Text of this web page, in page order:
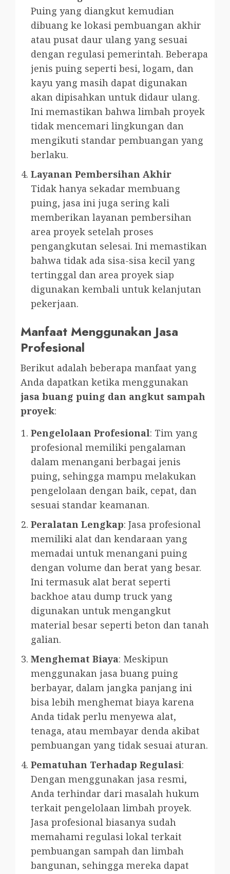
Puing yang diangkut kemudian
dibuang ke lokasi pembuangan akhir
atau pusat daur ulang yang sesuai
dengan regulasi pemerintah. Beberapa
jenis puing seperti besi, logam, dan
kayu yang masih dapat digunakan
akan dipisahkan untuk didaur ulang.
Ini memastikan bahwa limbah proyek
tidak mencemari lingkungan dan
mengikuti standar pembuangan yang
berlaku.
Layanan Pembersihan Akhir
Tidak hanya sekadar membuang
puing, jasa ini juga sering kali
memberikan layanan pembersihan
area proyek setelah proses
pengangkutan selesai. Ini memastikan
bahwa tidak ada sisa-sisa kecil yang
tertinggal dan area proyek siap
digunakan kembali untuk kelanjutan
pekerjaan.
Manfaat Menggunakan Jasa
Profesional
Berikut adalah beberapa manfaat yang
Anda dapatkan ketika menggunakan
jasa buang puing dan angkut sampah
proyek:
Pengelolaan Profesional: Tim yang
profesional memiliki pengalaman
dalam menangani berbagai jenis
puing, sehingga mampu melakukan
pengelolaan dengan baik, cepat, dan
sesuai standar keamanan.
Peralatan Lengkap: Jasa profesional
memiliki alat dan kendaraan yang
memadai untuk menangani puing
dengan volume dan berat yang besar.
Ini termasuk alat berat seperti
backhoe atau dump truck yang
digunakan untuk mengangkut
material besar seperti beton dan tanah
galian.
Menghemat Biaya: Meskipun
menggunakan jasa buang puing
berbayar, dalam jangka panjang ini
bisa lebih menghemat biaya karena
Anda tidak perlu menyewa alat,
tenaga, atau membayar denda akibat
pembuangan yang tidak sesuai aturan.
Pematuhan Terhadap Regulasi:
Dengan menggunakan jasa resmi,
Anda terhindar dari masalah hukum
terkait pengelolaan limbah proyek.
Jasa profesional biasanya sudah
memahami regulasi lokal terkait
pembuangan sampah dan limbah
bangunan, sehingga mereka dapat